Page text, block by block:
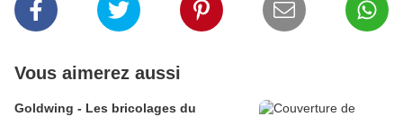
Vous aimerez aussi
Goldwing - Les bricolages du